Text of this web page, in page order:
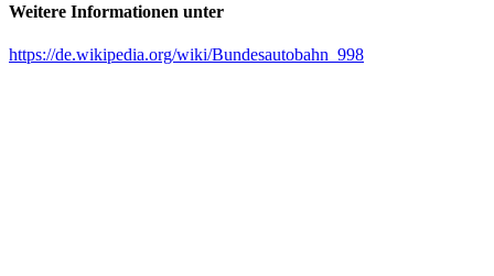
Weitere Informationen unter
https://de.wikipedia.org/wiki/Bundesautobahn_998